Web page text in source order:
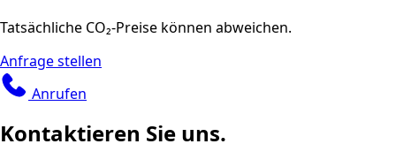
Tatsächliche CO₂-Preise können abweichen.
Anfrage stellen
Anrufen
Kontaktieren Sie uns.